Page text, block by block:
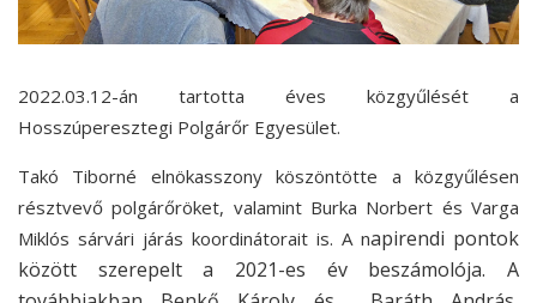
2022.03.12-án tartotta éves közgyűlését a
Hosszúperesztegi Polgárőr Egyesület.
Takó Tiborné elnökasszony köszöntötte a közgyűlésen
résztvevő polgárőröket, valamint Burka Norbert és Varga
Miklós sárvári járás koordinátorait is. A napirendi pontok
között szerepelt a 2021-es év beszámolója. A